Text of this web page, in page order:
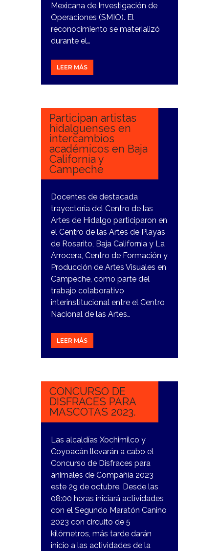
Mexicana de Investigación de
Operaciones (SMIO). El
reconocimiento se materializó
durante el…
LEER MÁS
14
Participan artistas
hidalguenses en
intercambios
académicos en Baja
California y
Campeche
Docentes de destacada
trayectoria del Centro de las
Artes de Hidalgo participaron en
el Centro de las Artes de Playas
de Rosarito, Baja California y La
Arrocera, Centro de Formación y
Producción de Artes Visuales en
Campeche, como parte del
trabajo colaborativo
interinstitucional entre el Centro
Nacional de las Artes…
LEER MÁS
26
CONCURSO DE
DISFRACES PARA
MASCOTAS 2023.
Las alcaldías Xochimilco y
Coyoacán llevarán a cabo el
Concurso de Disfraces para
animales de Compañía 2023
este 29 de octubre. Desde las
08:00 horas iniciará actividades
con el Segundo Maratón Canino
2023 con circuito de 5
kilómetros, más tarde darán
inicio a las actividades de la